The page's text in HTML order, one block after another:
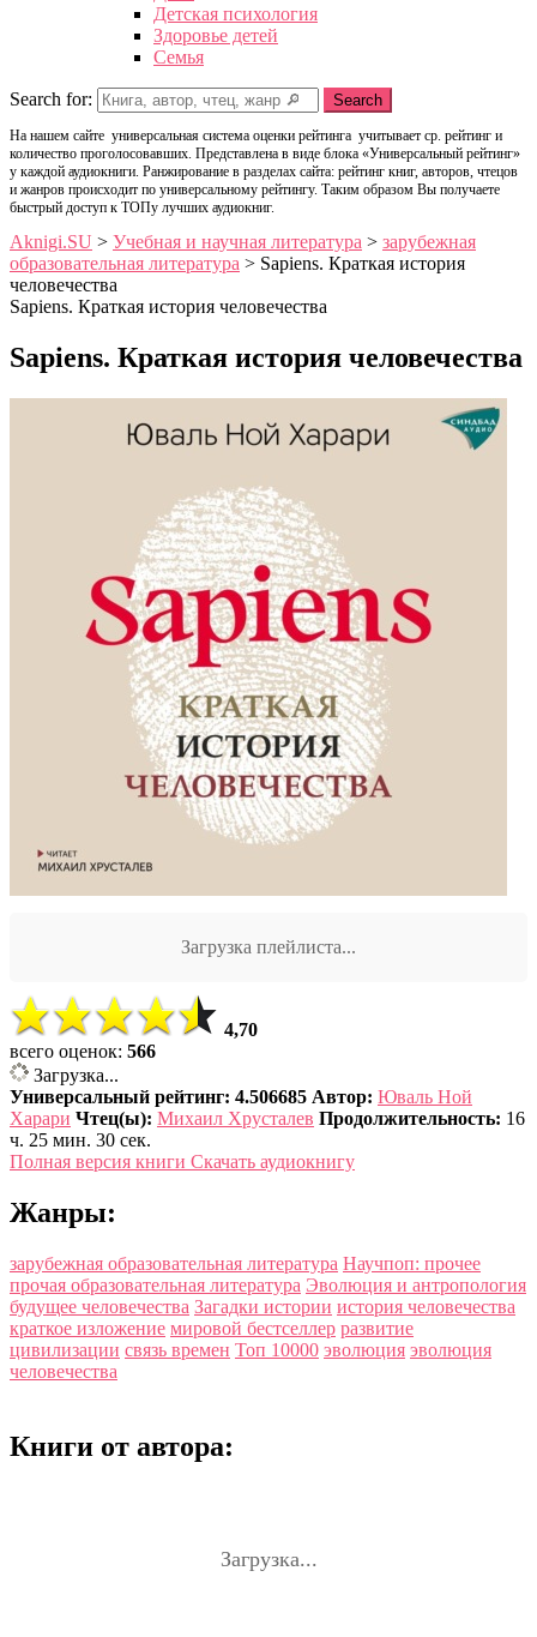
Детская психология
Здоровье детей
Семья
Search for: Search
На нашем сайте универсальная система оценки рейтинга учитывает ср. рейтинг и
количество проголосовавших. Представлена в виде блока «Универсальный рейтинг»
у каждой аудиокниги. Ранжирование в разделах сайта: рейтинг книг, авторов, чтецов
и жанров происходит по универсальному рейтингу. Таким образом Вы получаете
быстрый доступ к ТОПу лучших аудиокниг.
Aknigi.SU > Учебная и научная литература > зарубежная
образовательная литература > Sapiens. Краткая история
человечества
Sapiens. Краткая история человечества
Sapiens. Краткая история человечества
Загрузка плейлиста...
4,70
всего оценок: 566
Загрузка...
Универсальный рейтинг: 4.506685 Автор: Юваль Ной
Харари Чтец(ы): Михаил Хрусталев Продолжительность: 16
ч. 25 мин. 30 сек.
Полная версия книги Скачать аудиокнигу
Жанры:
зарубежная образовательная литература Научпоп: прочее
прочая образовательная литература Эволюция и антропология
будущее человечества Загадки истории история человечества
краткое изложение мировой бестселлер развитие
цивилизации связь времен Топ 10000 эволюция эволюция
человечества
Книги от автора:
Загрузка...